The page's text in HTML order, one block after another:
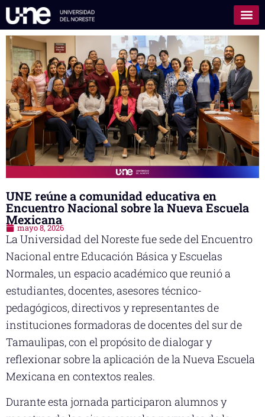
UNE reúne a comunidad educativa en
Encuentro Nacional sobre la Nueva Escuela
Mexicana
mayo 8, 2026
La Universidad del Noreste fue sede del Encuentro
Nacional entre Educación Básica y Escuelas
Normales, un espacio académico que reunió a
estudiantes, docentes, asesores técnico-
pedagógicos, directivos y representantes de
instituciones formadoras de docentes del sur de
Tamaulipas, con el propósito de dialogar y
reflexionar sobre la aplicación de la Nueva Escuela
Mexicana en contextos reales.
Durante esta jornada participaron alumnos y